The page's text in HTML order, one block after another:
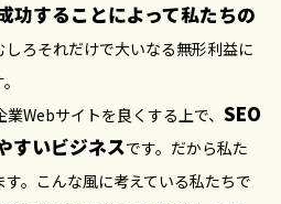
功することによって私たちの
しろそれだけで大いなる無形利益に
Webサイトを良くする上で、 SEO
すいビジネスです。だから私た
。こんな風に考えている私たちで